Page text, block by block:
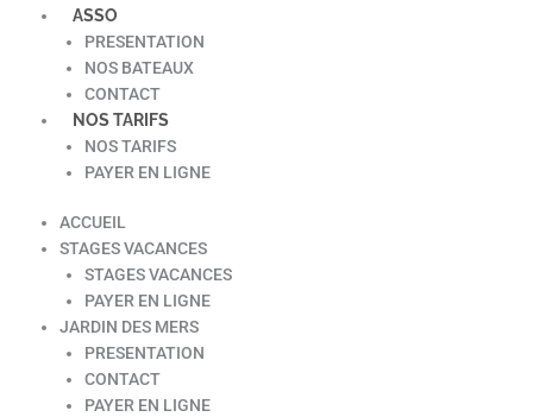
ASSO
PRESENTATION
NOS BATEAUX
CONTACT
NOS TARIFS
NOS TARIFS
PAYER EN LIGNE
ACCUEIL
STAGES VACANCES
STAGES VACANCES
PAYER EN LIGNE
JARDIN DES MERS
PRESENTATION
CONTACT
PAYER EN LIGNE